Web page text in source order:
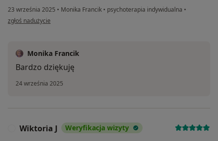
23 września 2025 • Monika Francik • psychoterapia indywidualna •
w opinii użytkownika Paulina
zgłoś nadużycie
Monika Francik
Bardzo dziękuję
24 września 2025
Wiktoria J Weryfikacja wizyty